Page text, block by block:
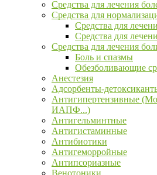
Средства для лечения
Средства для
Средства для
Средства для
Средства для лечения
Боль и спазмы
Обезболивающие
Анестезия
Адсорбенты-
Антигипертензивные
ИАПФ...)
Антигельминтные
Антигистаминные
Антибиотики
Антигеморройные
Антипсориазные